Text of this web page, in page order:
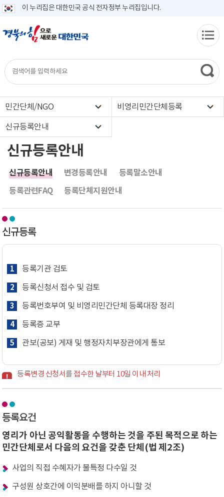
이 누리집은 대한민국 공식 전자정부 누리집입니다.
민간단체/NGO 비영리민간단체등록
신규등록안내
신규등록안내
신규등록안내 변경등록안내
등록말소안내
등록관련FAQ
등록단체지원안내
신규등록
1 등록기관 검토
2 등록신청서 접수 및 검토
3 등록번호부여 및 비영리민간단체 등록대장 정리
4 등록증 교부
5 관보(공보) 게재 및 행정자치부장관에게 통보
등록변경 신청서를 접수한 날부터 10일 이내 처리
등록요건
영리가 아닌 공익활동을 수행하는 것을 주된 목적으로 하는
민간단체로서 다음의 요건을 갖춘 단체(법 제2조)
사업의 직접 수혜자가 불특정 다수일 것
구성원 상호간에 이익분배를 하지 아니할 것